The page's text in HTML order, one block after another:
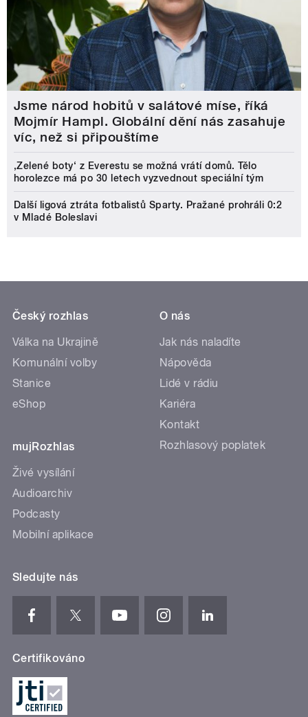
Jsme národ hobitů v salátové míse, říká
Mojmír Hampl. Globální dění nás zasahuje
víc, než si připouštíme
‚Zelené boty‘ z Everestu se možná vrátí domů. Tělo
horolezce má po 30 letech vyzvednout speciální tým
Další ligová ztráta fotbalistů Sparty. Pražané prohráli 0:2
v Mladé Boleslavi
Český rozhlas
Válka na Ukrajině
Komunální volby
Stanice
eShop
mujRozhlas
Živé vysílání
Audioarchiv
Podcasty
Mobilní aplikace
O nás
Jak nás naladíte
Nápověda
Lidé v rádiu
Kariéra
Kontakt
Rozhlasový poplatek
Sledujte nás
Certifikováno